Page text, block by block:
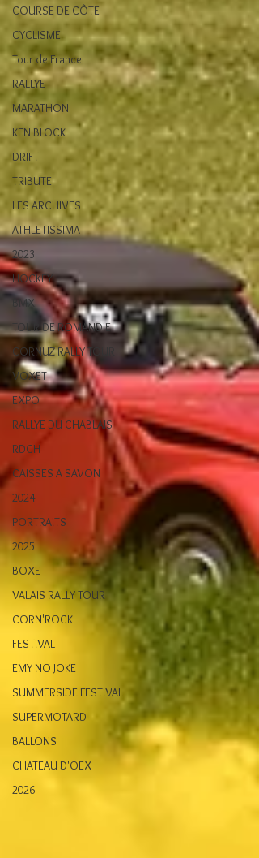
COURSE DE CÔTE
CYCLISME
Tour de France
RALLYE
MARATHON
KEN BLOCK
DRIFT
TRIBUTE
LES ARCHIVES
ATHLETISSIMA
2023
HOCKEY
BMX
TOUR DE ROMANDIE
CORNUZ RALLY TOUR
VOXET
EXPO
RALLYE DU CHABLAIS
RDCH
CAISSES A SAVON
2024
PORTRAITS
2025
BOXE
VALAIS RALLY TOUR
CORN'ROCK
FESTIVAL
EMY NO JOKE
SUMMERSIDE FESTIVAL
SUPERMOTARD
BALLONS
CHATEAU D'OEX
2026